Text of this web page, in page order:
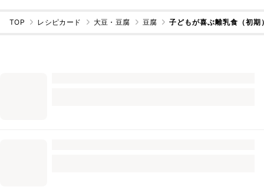
TOP レシピカード 大豆・豆腐 豆腐 子どもが喜ぶ離乳食（初